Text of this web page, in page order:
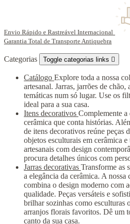
Envio Rápido e Rastreável Internacional
Garantia Total de Transporte Antiquebra
Categorias Toggle categorias links 
Catálogo Explore toda a nossa
artesanal. Jarras, jarrões de chão,
temáticas num só lugar. Use os
ideal para a sua casa.
Itens decorativos Complemente a
cerâmica que conta histórias.
de itens decorativos reúne peças
objetos esculturais em cerâmica
artesanais com design
procura detalhes únicos com
Jarras decorativas Transforme as
a elegância da cerâmica. A nossa
combina o design moderno com
qualidade. Peças versáteis e
brilhar sozinhas como esculturas
arranjos florais favoritos. Dê um
canto da sua casa.